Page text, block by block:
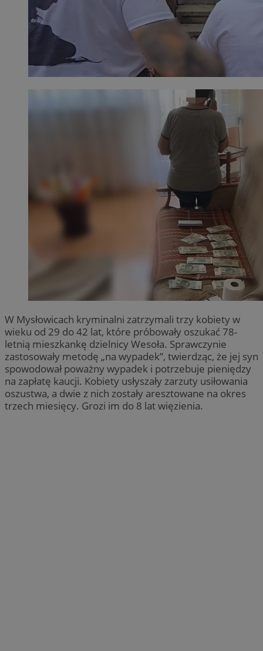
W Mysłowicach kryminalni zatrzymali trzy kobiety w
wieku od 29 do 42 lat, które próbowały oszukać 78-
letnią mieszkankę dzielnicy Wesoła. Sprawczynie
zastosowały metodę „na wypadek”, twierdząc, że jej syn
spowodował poważny wypadek i potrzebuje pieniędzy
na zapłatę kaucji. Kobiety usłyszały zarzuty usiłowania
oszustwa, a dwie z nich zostały aresztowane na okres
trzech miesięcy. Grozi im do 8 lat więzienia.